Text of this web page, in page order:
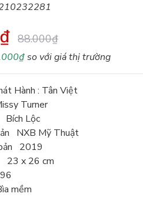
88.000₫
so với giá thị trường
Hành : Tân Việt
Turner
Bích Lộc
NXB Mỹ Thuật
2019
23 x 26 cm
mềm